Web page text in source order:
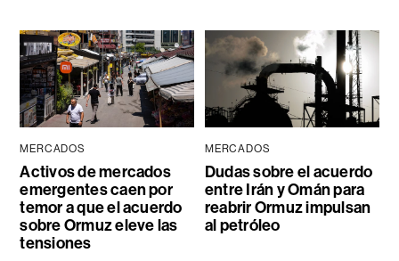
MERCADOS
Activos de mercados
emergentes caen por
temor a que el acuerdo
sobre Ormuz eleve las
tensiones
MERCADOS
Dudas sobre el acuerdo
entre Irán y Omán para
reabrir Ormuz impulsan
al petróleo